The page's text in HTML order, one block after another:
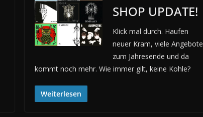
SHOP UPDATE!
Klick mal durch. Haufen
neuer Kram, viele Angebote
zum Jahresende und da
kommt noch mehr. Wie immer gilt, keine Kohle?
Weiterlesen